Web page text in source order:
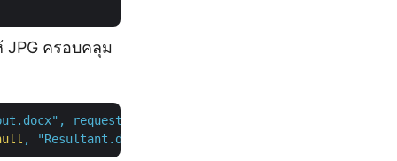
JPG ครอบคลุม
requestDrawingObject,
, "Resultant.docx"